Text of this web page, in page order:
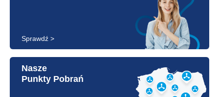
Sprawdź >
Nasze
Punkty Pobrań